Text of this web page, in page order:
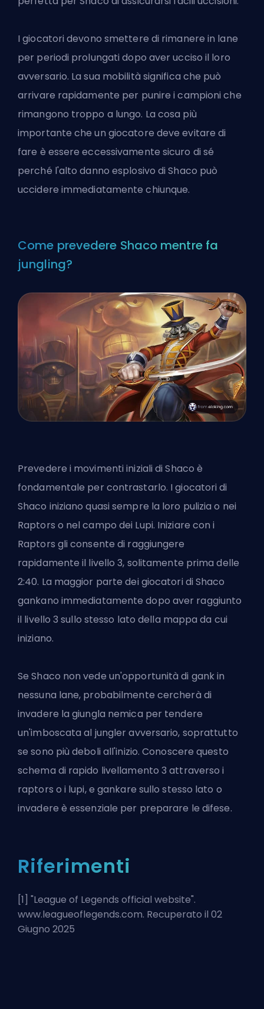
I giocatori devono smettere di rimanere in lane
per periodi prolungati dopo aver ucciso il loro
avversario. La sua mobilità significa che può
arrivare rapidamente per punire i campioni che
rimangono troppo a lungo. La cosa più
importante che un giocatore deve evitare di
fare è essere eccessivamente sicuro di sé
perché l'alto danno esplosivo di Shaco può
uccidere immediatamente chiunque.
Come prevedere Shaco mentre fa
jungling?
Prevedere i movimenti iniziali di Shaco è
fondamentale per contrastarlo. I giocatori di
Shaco iniziano quasi sempre la loro pulizia o nei
Raptors o nel campo dei Lupi. Iniziare con i
Raptors gli consente di raggiungere
rapidamente il livello 3, solitamente prima delle
2:40. La maggior parte dei giocatori di Shaco
gankano immediatamente dopo aver raggiunto
il livello 3 sullo stesso lato della mappa da cui
iniziano.
Se Shaco non vede un'opportunità di gank in
nessuna lane, probabilmente cercherà di
invadere la giungla nemica per tendere
un'imboscata al jungler avversario, soprattutto
se sono più deboli all'inizio. Conoscere questo
schema di rapido livellamento 3 attraverso i
raptors o i lupi, e gankare sullo stesso lato o
invadere è essenziale per preparare le difese.
Riferimenti
[1] "League of Legends official website".
www.leagueoflegends.com. Recuperato il 02
Giugno 2025